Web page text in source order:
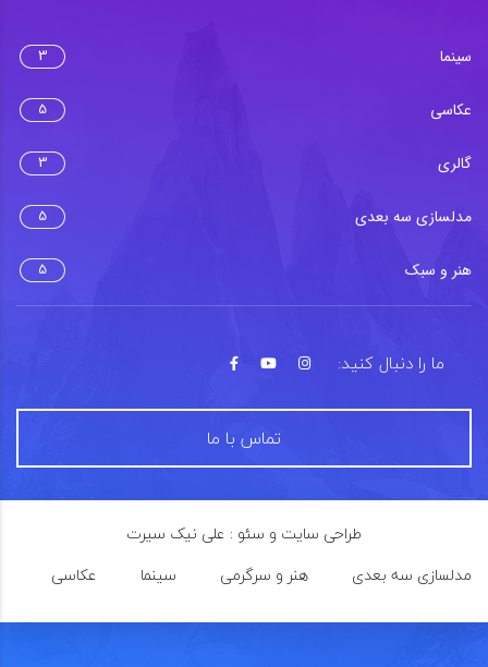
سینما 3
عکاسی 5
گالری 3
مدلسازی سه بعدی 5
هنر و سبک 5
ما را دنبال کنید:
تماس با ما
طراحی سایت و سئو : علی نیک سیرت
مدلسازی سه بعدی
هنر و سرگرمی سینما عکاسی